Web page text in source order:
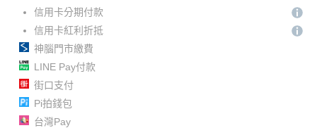
信用卡分期付款
信用卡紅利折抵
神腦門市繳費
LINE Pay付款
街口支付
Pi拍錢包
台灣Pay